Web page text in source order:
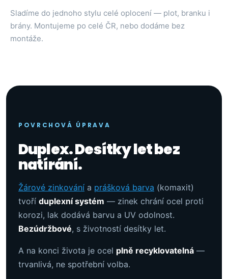
Sladíme do jednoho stylu celé oplocení — plot, branku i
brány. Montujeme po celé ČR, nebo dodáme bez
montáže.
POVRCHOVÁ ÚPRAVA
Duplex. Desítky let bez
natírání.
Žárové zinkování a prášková barva (komaxit)
tvoří duplexní systém — zinek chrání ocel proti
korozi, lak dodává barvu a UV odolnost.
Bezúdržbové, s životností desítky let.
A na konci života je ocel plně recyklovatelná —
trvanlivá, ne spotřební volba.